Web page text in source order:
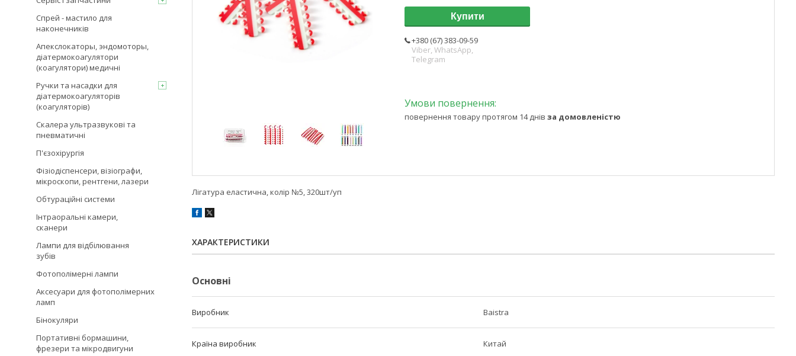
Купити
+380 (67) 383-09-59
Viber, WhatsApp,
Telegram
повернення товару протягом 14 днів за домовленістю
Лігатура еластична, колір №5, 320шт/уп
ХАРАКТЕРИСТИКИ
Основні
Виробник Baistra
Країна виробник Китай
Спрей - мастило для
наконечників
Апекслокаторы, эндомоторы,
діатермокоагулятори
(коагулятори) медичні
Ручки та насадки для
діатермокоагуляторів
(коагуляторів)
Скалера ультразвукові та
пневматичні
П'єзохірургія
Фізіодіспенсери, візіографи,
мікроскопи, рентгени, лазери
Обтураційні системи
Інтраоральні камери,
сканери
Лампи для відбілювання
зубів
Фотополімерні лампи
Аксесуари для фотополімерних
ламп
Бінокуляри
Портативні бормашини,
фрезери та мікродвигуни